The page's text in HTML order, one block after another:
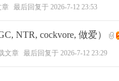
章 最后回复于 2026-7-12 23:53
NTR, cockvore, 做爱）
文章 最后回复于 2026-7-12 23:29